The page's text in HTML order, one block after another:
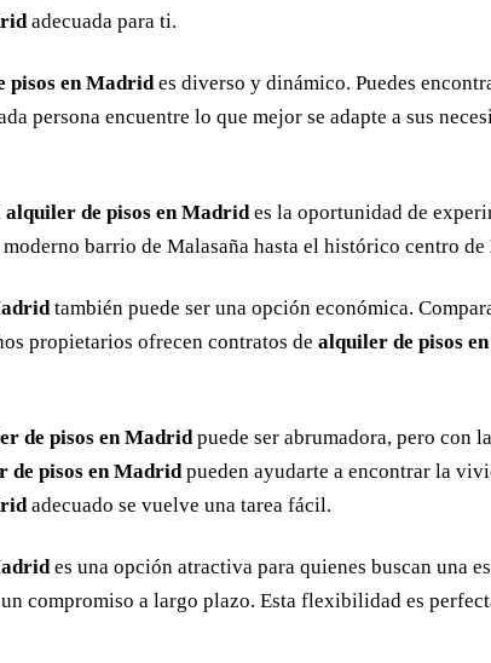
adecuada para ti.
pisos en Madrid es diverso y dinámico. Puedes
persona encuentre lo que mejor se adapte a sus
alquiler de pisos en Madrid es la oportunidad de
barrio de Malasaña hasta el histórico centro
también puede ser una opción económica.
propietarios ofrecen contratos de alquiler de pisos
de pisos en Madridpuede ser abrumadora, pero con
de pisos en Madridpueden ayudarte a encontrar la
adecuado se vuelve una tarea fácil.
es una opción atractiva para quienes buscan una
compromiso a largo plazo. Esta flexibilidad es